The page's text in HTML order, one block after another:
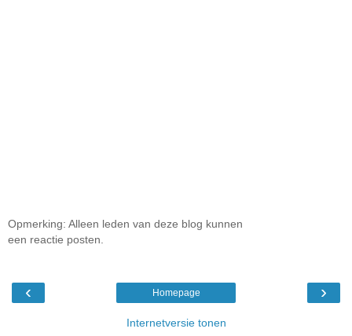
Opmerking: Alleen leden van deze blog kunnen
een reactie posten.
‹ ›
Homepage
Internetversie tonen